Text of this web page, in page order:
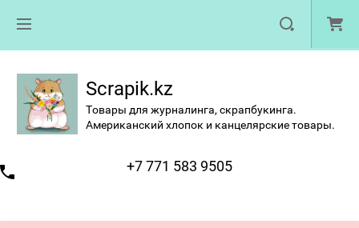
Scrapik.kz
Товары для журналинга, скрапбукинга.
Американский хлопок и канцелярские товары.
+7 771 583 9505